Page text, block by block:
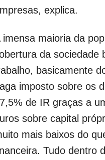
explica.
imensa maioria da
da sociedade
basicamente
imposto sobre os
de IR graças a
sobre capital
mais baixos do
Tudo dentro